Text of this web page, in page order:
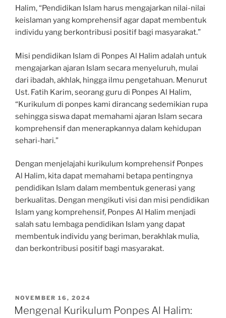
Halim, “Pendidikan Islam harus mengajarkan nilai-nilai
keislaman yang komprehensif agar dapat membentuk
individu yang berkontribusi positif bagi masyarakat.”
Misi pendidikan Islam di Ponpes Al Halim adalah untuk
mengajarkan ajaran Islam secara menyeluruh, mulai
dari ibadah, akhlak, hingga ilmu pengetahuan. Menurut
Ust. Fatih Karim, seorang guru di Ponpes Al Halim,
“Kurikulum di ponpes kami dirancang sedemikian rupa
sehingga siswa dapat memahami ajaran Islam secara
komprehensif dan menerapkannya dalam kehidupan
sehari-hari.”
Dengan menjelajahi kurikulum komprehensif Ponpes
Al Halim, kita dapat memahami betapa pentingnya
pendidikan Islam dalam membentuk generasi yang
berkualitas. Dengan mengikuti visi dan misi pendidikan
Islam yang komprehensif, Ponpes Al Halim menjadi
salah satu lembaga pendidikan Islam yang dapat
membentuk individu yang beriman, berakhlak mulia,
dan berkontribusi positif bagi masyarakat.
POSTED
ON
NOVEMBER 16, 2024
Mengenal Kurikulum Ponpes Al Halim: